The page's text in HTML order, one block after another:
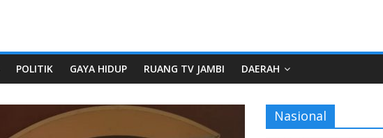
POLITIK GAYA HIDUP RUANG TV JAMBI DAERAH
Nasional